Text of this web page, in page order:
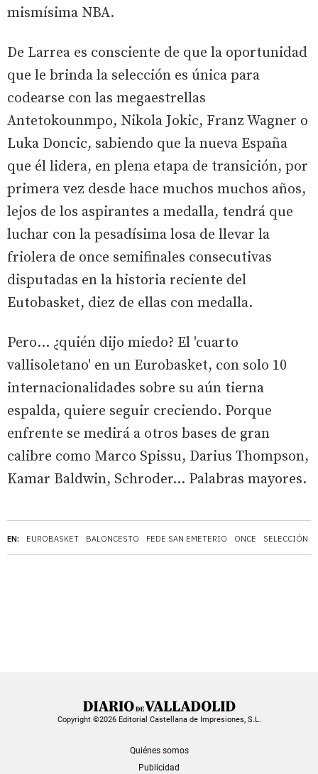
EN: EUROBASKET BALONCESTO FEDE SAN EMETERIO ONCE SELECCIÓN
mismísima NBA.
De Larrea es consciente de que la oportunidad
que le brinda la selección es única para
codearse con las megaestrellas
Antetokounmpo, Nikola Jokic, Franz Wagner o
Luka Doncic, sabiendo que la nueva España
que él lidera, en plena etapa de transición, por
primera vez desde hace muchos muchos años,
lejos de los aspirantes a medalla, tendrá que
luchar con la pesadísima losa de llevar la
friolera de once semifinales consecutivas
disputadas en la historia reciente del
Eutobasket, diez de ellas con medalla.
Pero... ¿quién dijo miedo? El 'cuarto
vallisoletano' en un Eurobasket, con solo 10
internacionalidades sobre su aún tierna
espalda, quiere seguir creciendo. Porque
enfrente se medirá a otros bases de gran
calibre como Marco Spissu, Darius Thompson,
Kamar Baldwin, Schroder... Palabras mayores.
Copyright ©2026 Editorial Castellana de Impresiones, S.L.
Quiénes somos
Publicidad